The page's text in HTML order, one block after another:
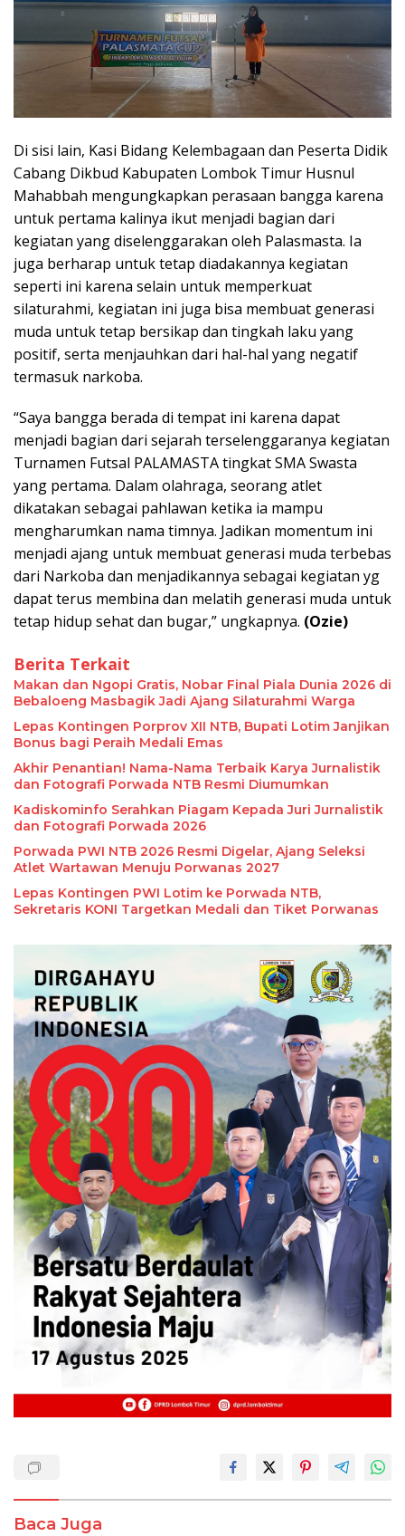
Di sisi lain, Kasi Bidang Kelembagaan dan Peserta Didik
Cabang Dikbud Kabupaten Lombok Timur Husnul
Mahabbah mengungkapkan perasaan bangga karena
untuk pertama kalinya ikut menjadi bagian dari
kegiatan yang diselenggarakan oleh Palasmasta. Ia
juga berharap untuk tetap diadakannya kegiatan
seperti ini karena selain untuk memperkuat
silaturahmi, kegiatan ini juga bisa membuat generasi
muda untuk tetap bersikap dan tingkah laku yang
positif, serta menjauhkan dari hal-hal yang negatif
termasuk narkoba.
“Saya bangga berada di tempat ini karena dapat
menjadi bagian dari sejarah terselenggaranya kegiatan
Turnamen Futsal PALAMASTA tingkat SMA Swasta
yang pertama. Dalam olahraga, seorang atlet
dikatakan sebagai pahlawan ketika ia mampu
mengharumkan nama timnya. Jadikan momentum ini
menjadi ajang untuk membuat generasi muda terbebas
dari Narkoba dan menjadikannya sebagai kegiatan yg
dapat terus membina dan melatih generasi muda untuk
tetap hidup sehat dan bugar,” ungkapnya. (Ozie)
Berita Terkait
Makan dan Ngopi Gratis, Nobar Final Piala Dunia 2026 di
Bebaloeng Masbagik Jadi Ajang Silaturahmi Warga
Lepas Kontingen Porprov XII NTB, Bupati Lotim Janjikan
Bonus bagi Peraih Medali Emas
Akhir Penantian! Nama-Nama Terbaik Karya Jurnalistik
dan Fotografi Porwada NTB Resmi Diumumkan
Kadiskominfo Serahkan Piagam Kepada Juri Jurnalistik
dan Fotografi Porwada 2026
Porwada PWI NTB 2026 Resmi Digelar, Ajang Seleksi
Atlet Wartawan Menuju Porwanas 2027
Lepas Kontingen PWI Lotim ke Porwada NTB,
Sekretaris KONI Targetkan Medali dan Tiket Porwanas
Baca Juga